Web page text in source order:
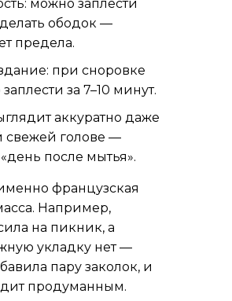
можно заплести
ободок —
предела.
при сноровке
за 7–10 минут.
аккуратно даже
свежей голове —
после мытья».
французская
Например,
на пикник, а
укладку нет —
пару заколок, и
продуманным.